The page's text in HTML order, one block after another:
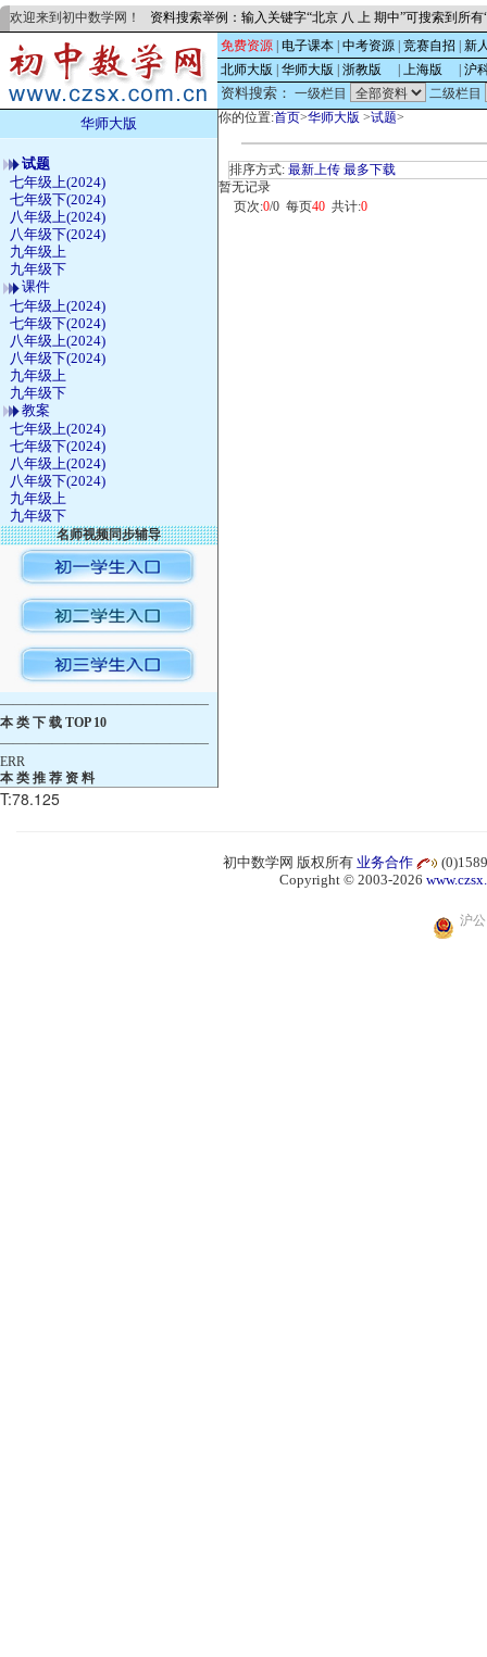
欢迎来到初中数学网！ 资料搜索举例：输入关键字“北京 八 上 期中”可搜索到所
免费资源 电子课本 中考资源 竞赛自招
新
北师大版
华师大版 浙教版 上海版 沪
资料搜索： 一级栏目 二级栏目
华师大版
试题
七年级上(2024)
七年级下(2024)
八年级上(2024)
八年级下(2024)
九年级上
九年级下
课件
七年级上(2024)
七年级下(2024)
八年级上(2024)
八年级下(2024)
九年级上
九年级下
教案
七年级上(2024)
七年级下(2024)
八年级上(2024)
八年级下(2024)
九年级上
九年级下
名师视频同步辅导
————————————————
本 类 下 载 TOP 10
————————————————
ERR
本 类 推 荐 资 料
你的位置:首页>华师大版 >试题>
排序方式: 最新上传 最多下载
暂无记录
页次:0/0 每页40 共计:0
T:78.125
初中数学网 版权所有 业务合作
Copyright © 2003-2026
沪公